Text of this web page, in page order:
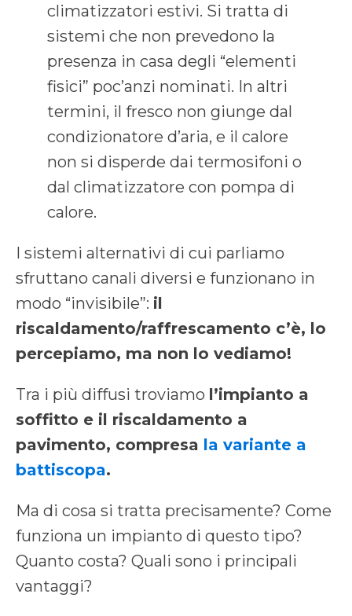
climatizzatori estivi. Si tratta di
sistemi che non prevedono la
presenza in casa degli “elementi
fisici” poc’anzi nominati. In altri
termini, il fresco non giunge dal
condizionatore d’aria, e il calore
non si disperde dai termosifoni o
dal climatizzatore con pompa di
calore.
I sistemi alternativi di cui parliamo
sfruttano canali diversi e funzionano in
modo “invisibile”: il
riscaldamento/raffrescamento c’è, lo
percepiamo, ma non lo vediamo!
Tra i più diffusi troviamo l’impianto a
soffitto e il riscaldamento a
pavimento, compresa la variante a
battiscopa.
Ma di cosa si tratta precisamente? Come
funziona un impianto di questo tipo?
Quanto costa? Quali sono i principali
vantaggi?